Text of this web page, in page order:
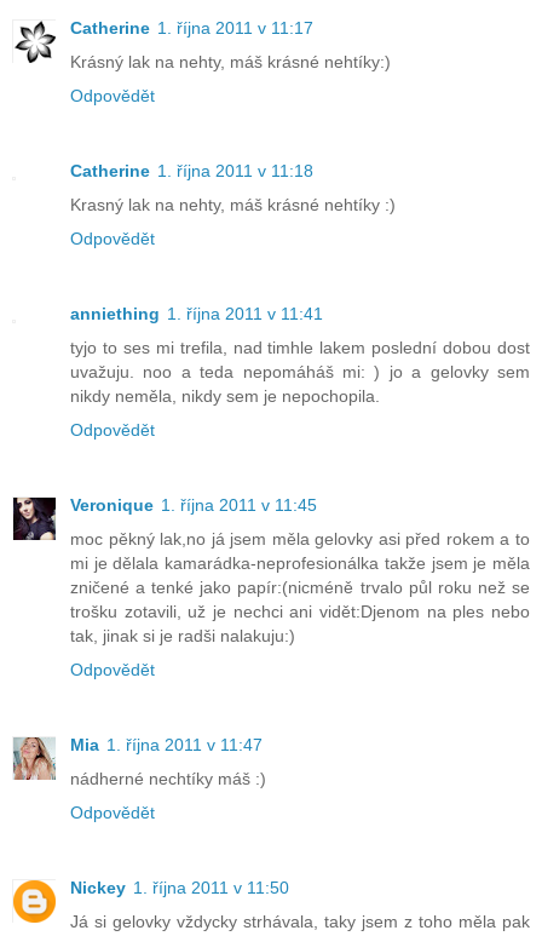
Catherine 1. října 2011 v 11:17
Krásný lak na nehty, máš krásné nehtíky:)
Odpovědět
Catherine 1. října 2011 v 11:18
Krasný lak na nehty, máš krásné nehtíky :)
Odpovědět
anniething 1. října 2011 v 11:41
tyjo to ses mi trefila, nad timhle lakem poslední dobou dost
uvažuju. noo a teda nepomáháš mi: ) jo a gelovky sem
nikdy neměla, nikdy sem je nepochopila.
Odpovědět
Veronique 1. října 2011 v 11:45
moc pěkný lak,no já jsem měla gelovky asi před rokem a to
mi je dělala kamarádka-neprofesionálka takže jsem je měla
zničené a tenké jako papír:(nicméně trvalo půl roku než se
trošku zotavili, už je nechci ani vidět:Djenom na ples nebo
tak, jinak si je radši nalakuju:)
Odpovědět
Mia 1. října 2011 v 11:47
nádherné nechtíky máš :)
Odpovědět
Nickey 1. října 2011 v 11:50
Já si gelovky vždycky strhávala, taky jsem z toho měla pak